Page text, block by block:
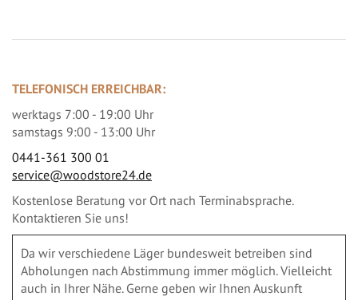
TELEFONISCH ERREICHBAR:
werktags 7:00 - 19:00 Uhr
samstags 9:00 - 13:00 Uhr
0441-361 300 01
service@woodstore24.de
Kostenlose Beratung vor Ort nach Terminabsprache.
Kontaktieren Sie uns!
Da wir verschiedene Läger bundesweit betreiben sind
Abholungen nach Abstimmung immer möglich. Vielleicht
auch in Ihrer Nähe. Gerne geben wir Ihnen Auskunft